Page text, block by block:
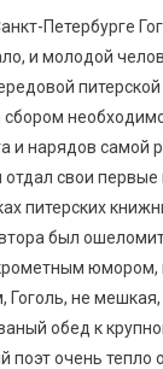
Петербурге
и молодой
сбором
нарядов самой
отдал свои
питерских
был
не
обед к
очень тепло